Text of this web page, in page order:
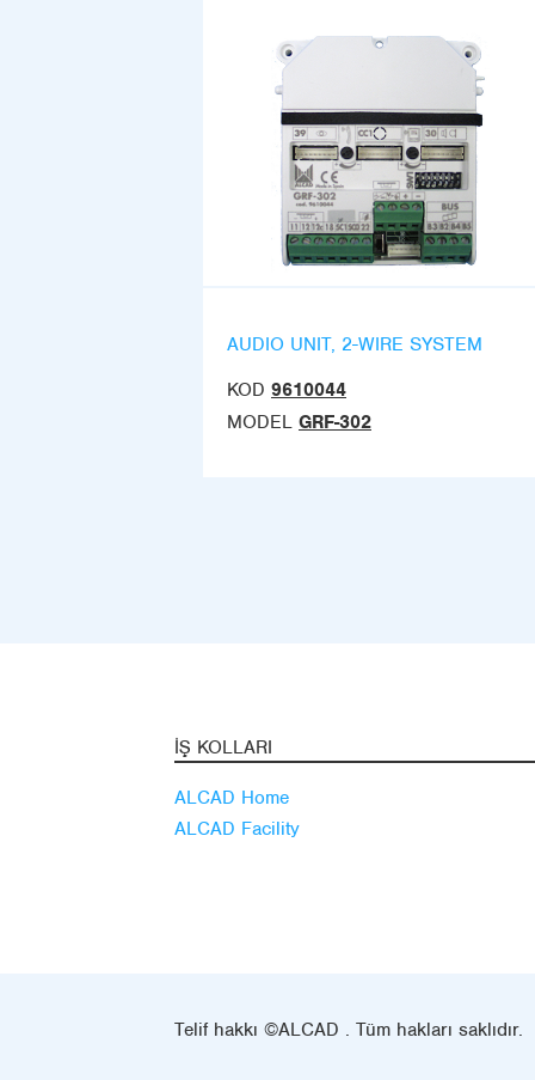
AUDIO UNIT, 2-WIRE SYSTEM
KOD 9610044
MODEL GRF-302
İŞ KOLLARI
ALCAD Home
ALCAD Facility
Telif hakkı ©ALCAD . Tüm hakları saklıdır.